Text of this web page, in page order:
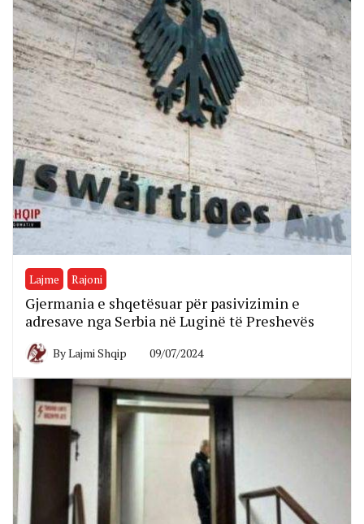
Lajme Rajoni
Gjermania e shqetësuar për pasivizimin e
adresave nga Serbia në Luginë të Preshevës
ByLajmi Shqip 09/07/2024